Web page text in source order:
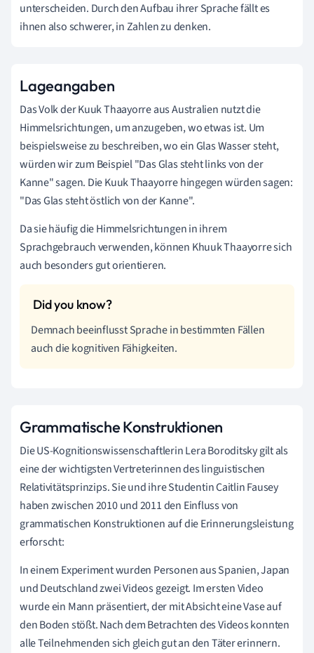
unterscheiden. Durch den Aufbau ihrer Sprache fällt es
ihnen also schwerer, in Zahlen zu denken.
Lageangaben
Das Volk der Kuuk Thaayorre aus Australien nutzt die
Himmelsrichtungen, um anzugeben, wo etwas ist. Um
beispielsweise zu beschreiben, wo ein Glas Wasser steht,
würden wir zum Beispiel "Das Glas steht links von der
Kanne" sagen. Die Kuuk Thaayorre hingegen würden sagen:
"Das Glas steht östlich von der Kanne".
Da sie häufig die Himmelsrichtungen in ihrem
Sprachgebrauch verwenden, können Khuuk Thaayorre sich
auch besonders gut orientieren.
Demnach beeinflusst Sprache in bestimmten Fällen
auch die kognitiven Fähigkeiten.
Grammatische Konstruktionen
Die US-Kognitionswissenschaftlerin Lera Boroditsky gilt als
eine der wichtigsten Vertreterinnen des linguistischen
Relativitätsprinzips. Sie und ihre Studentin Caitlin Fausey
haben zwischen 2010 und 2011 den Einfluss von
grammatischen Konstruktionen auf die Erinnerungsleistung
erforscht:
In einem Experiment wurden Personen aus Spanien, Japan
und Deutschland zwei Videos gezeigt. Im ersten Video
wurde ein Mann präsentiert, der mit Absicht eine Vase auf
den Boden stößt. Nach dem Betrachten des Videos konnten
alle Teilnehmenden sich gleich gut an den Täter erinnern.